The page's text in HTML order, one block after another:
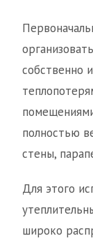
собственно
полностью
стены,
Для этого
широко